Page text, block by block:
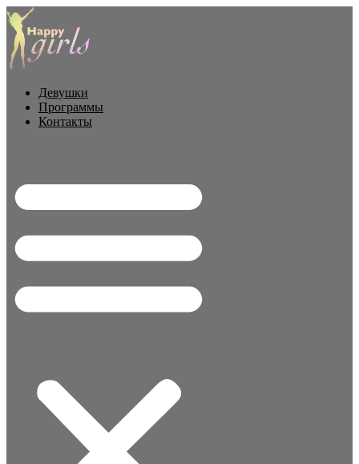
Перейти
к
содержимому
Девушки
Программы
Контакты